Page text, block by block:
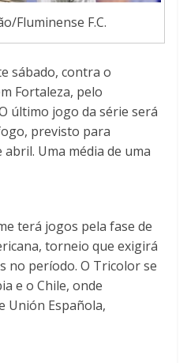
Fluminense F.C.
sábado, contra o
Fortaleza, pelo
último jogo da série será
previsto para
Uma média de uma
terá jogos pela fase de
torneio que exigirá
no período. O Tricolor se
e o Chile, onde
Unión Española,